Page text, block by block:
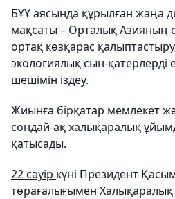
БҰҰ аясында құрылған жаңа
мақсаты – Орталық Азияның
ортақ көзқарас
экологиялық сын-қатерлерді
шешімін іздеу.
Жиынға бірқатар мемлекет
сондай-ақ халықаралық
қатысады.
22 сәуір күні Президент
төрағалығымен